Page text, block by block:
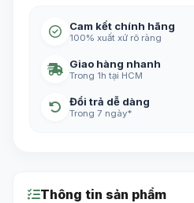
Cam kết chính hãng
100% xuất xứ rõ ràng
Giao hàng nhanh
Trong 1h tại HCM
Đổi trả dễ dàng
Trong 7 ngày*
Thông tin sản phẩm